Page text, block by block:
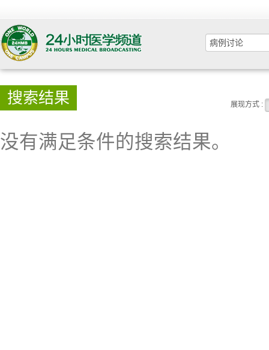
搜索结果 展现方式 :
没有满足条件的搜索结果。